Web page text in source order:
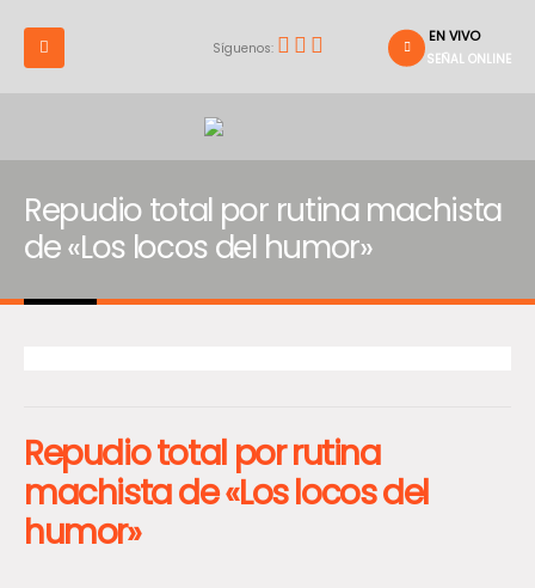
Síguenos:
EN VIVO
SEÑAL ONLINE
Repudio total por rutina machista
de «Los locos del humor»
Repudio total por rutina
machista de «Los locos del
humor»